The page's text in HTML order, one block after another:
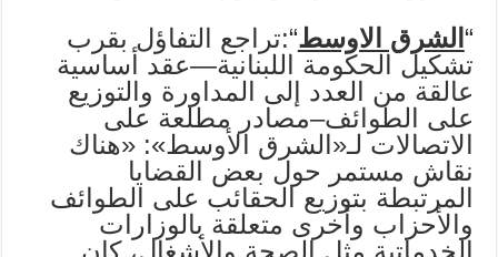
“ الشرق الاوسط“:تراجع التفاؤل بقرب
تشكيل الحكومة اللبنانية—عقد أساسية
عالقة من العدد إلى المداورة والتوزيع
على الطوائف–مصادر مطلعة على
الاتصالات لـ«الشرق الأوسط»: «هناك
نقاش مستمر حول بعض القضايا
المرتبطة بتوزيع الحقائب على الطوائف
والأحزاب وأخرى متعلقة بالوزارات
الخدماتية مثل الصحة والأشغال، كان